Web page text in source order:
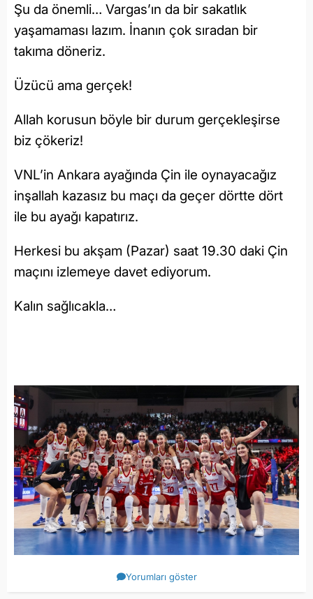
Şu da önemli… Vargas’ın da bir sakatlık
yaşamaması lazım. İnanın çok sıradan bir
takıma döneriz.
Üzücü ama gerçek!
Allah korusun böyle bir durum gerçekleşirse
biz çökeriz!
VNL’in Ankara ayağında Çin ile oynayacağız
inşallah kazasız bu maçı da geçer dörtte dört
ile bu ayağı kapatırız.
Herkesi bu akşam (Pazar) saat 19.30 daki Çin
maçını izlemeye davet ediyorum.
Kalın sağlıcakla…
Yorumları göster